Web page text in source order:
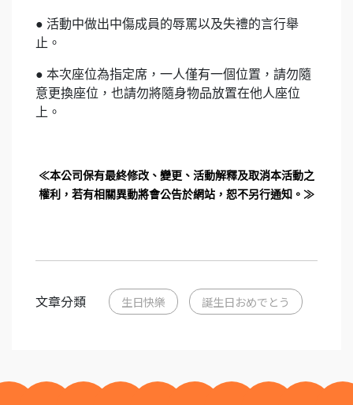
● 活動中做出中傷成員的辱罵以及失禮的言行舉
止。
● 本次座位為指定席，一人僅有一個位置，請勿隨
意更換座位，也請勿將隨身物品放置在他人座位
上。
≪本公司保有最終修改、變更、活動解釋及取消本活動之
權利，若有相關異動將會公告於網站，恕不另行通知。≫
文章分類 生日快樂 誕生日おめでとう